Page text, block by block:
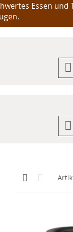
Essen
Anzeigen
als
Kachelansicht